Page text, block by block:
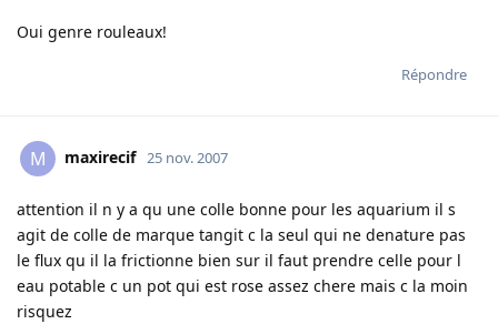
Oui genre rouleaux!
Répondre
M maxirecif 25 nov. 2007
attention il n y a qu une colle bonne pour les aquarium il s
agit de colle de marque tangit c la seul qui ne denature pas
le flux qu il la frictionne bien sur il faut prendre celle pour l
eau potable c un pot qui est rose assez chere mais c la moin
risquez